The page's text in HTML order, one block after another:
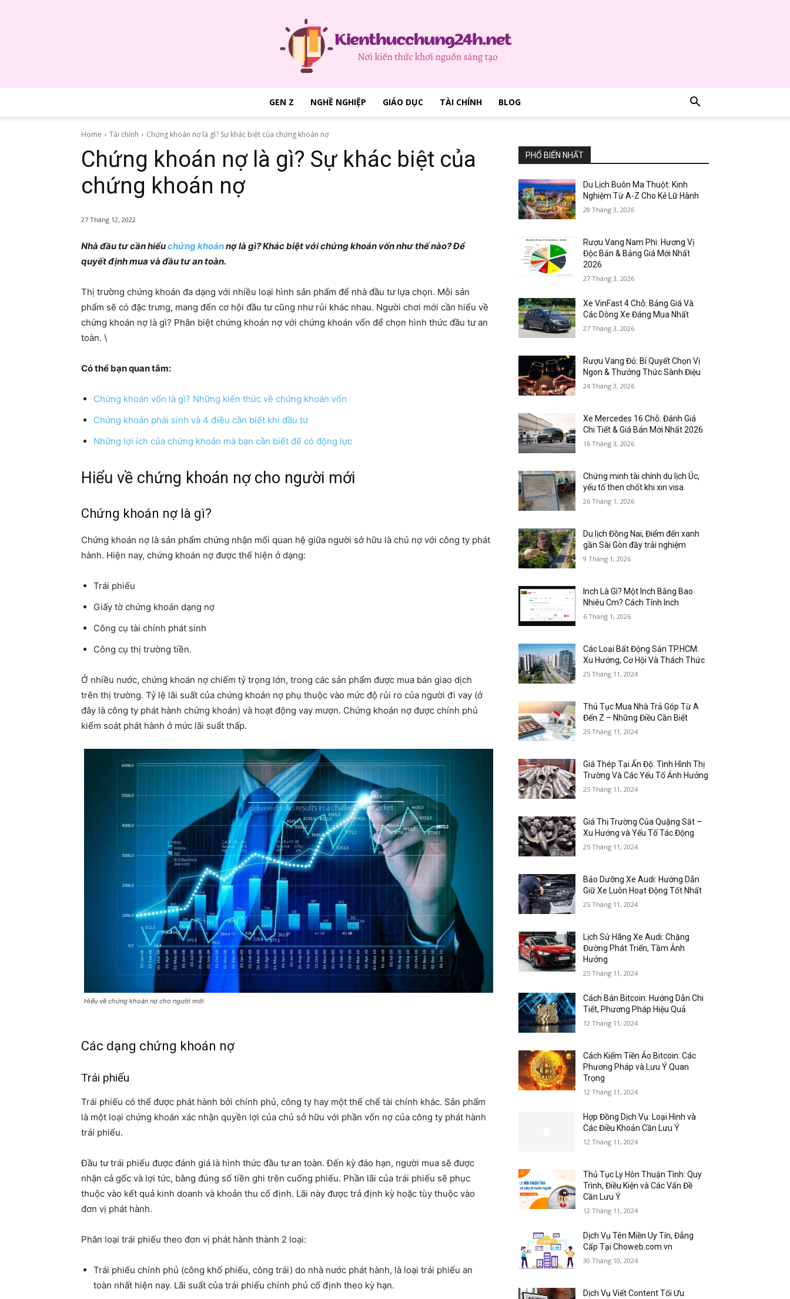
GEN Z NGHỀ NGHIỆP GIÁO DỤC TÀI CHÍNH BLOG
Home Tài chính Chứng khoán nợ là gì? Sự khác biệt của chứng khoán nợ
Chứng khoán nợ là gì? Sự khác biệt của
chứng khoán nợ
27 Tháng 12, 2022
Nhà đầu tư cần hiểuchứng khoánnợ là gì? Khác biệt với chứng khoán vốn như thế nào? Để
quyết định mua và đầu tư an toàn.
Thị trường chứng khoán đa dạng với nhiều loại hình sản phẩm để nhà đầu tư lựa chọn. Mỗi sản
phẩm sẽ có đặc trưng, mang đến cơ hội đầu tư cũng như rủi khác nhau. Người chơi mới cần hiểu về
chứng khoán nợ là gì? Phân biệt chứng khoán nợ với chứng khoán vốn để chọn hình thức đầu tư an
toàn. \
Có thể bạn quan tâm:
Chứng khoán vốn là gì? Những kiến thức về chứng khoán vốn
Chứng khoán phái sinh và 4 điều cần biết khi đầu tư
Những lợi ích của chứng khoán mà bạn cần biết để có động lực
Hiểu về chứng khoán nợ cho người mới
Chứng khoán nợ là gì?
Chứng khoán nợ là sản phẩm chứng nhận mối quan hệ giữa người sở hữu là chủ nợ với công ty phát
hành. Hiện nay, chứng khoán nợ được thể hiện ở dạng:
Trái phiếu
Giấy tờ chứng khoán dạng nợ
Công cụ tài chính phát sinh
Công cụ thị trường tiền.
Ở nhiều nước, chứng khoán nợ chiếm tỷ trọng lớn, trong các sản phẩm được mua bán giao dịch
trên thị trường. Tỷ lệ lãi suất của chứng khoán nợ phụ thuộc vào mức độ rủi ro của người đi vay (ở
đây là công ty phát hành chứng khoán) và hoạt động vay mượn. Chứng khoán nợ được chính phủ
kiểm soát phát hành ở mức lãi suất thấp.
Hiểu về chứng khoán nợ cho người mới
Các dạng chứng khoán nợ
Trái phiếu
Trái phiếu có thể được phát hành bởi chính phủ, công ty hay một thể chế tài chính khác. Sản phẩm
là một loại chứng khoán xác nhận quyền lợi của chủ sở hữu với phần vốn nợ của công ty phát hành
trái phiếu.
Đầu tư trái phiếu được đánh giá là hình thức đầu tư an toàn. Đến kỳ đáo hạn, người mua sẽ được
nhận cả gốc và lợi tức, bằng đúng số tiền ghi trên cuống phiếu. Phần lãi của trái phiếu sẽ phục
thuộc vào kết quả kinh doanh và khoản thu cố định. Lãi này được trả định kỳ hoặc tùy thuộc vào
đơn vị phát hành.
Phân loại trái phiếu theo đơn vị phát hành thành 2 loại:
Trái phiếu chính phủ (công khố phiếu, công trái) do nhà nước phát hành, là loại trái phiếu an
toàn nhất hiện nay. Lãi suất của trái phiếu chính phủ cố định theo kỳ hạn.
PHỔ BIẾN NHẤT
Du Lịch Buôn Ma Thuột: Kinh
Nghiệm Từ A-Z Cho Kẻ Lữ Hành
28 Tháng 3, 2026
Rượu Vang Nam Phi: Hương Vị
Độc Bản & Bảng Giá Mới Nhất
2026
27 Tháng 3, 2026
Xe VinFast 4 Chỗ: Bảng Giá Và
Các Dòng Xe Đáng Mua Nhất
27 Tháng 3, 2026
Rượu Vang Đỏ: Bí Quyết Chọn Vị
Ngon & Thưởng Thức Sành Điệu
24 Tháng 3, 2026
Xe Mercedes 16 Chỗ: Đánh Giá
Chi Tiết & Giá Bán Mới Nhất 2026
16 Tháng 3, 2026
Chứng minh tài chính du lịch Úc,
yếu tố then chốt khi xin visa
26 Tháng 1, 2026
Du lịch Đồng Nai, Điểm đến xanh
gần Sài Gòn đầy trải nghiệm
9 Tháng 1, 2026
Inch Là Gì? Một Inch Bằng Bao
Nhiêu Cm? Cách Tính Inch
6 Tháng 1, 2026
Các Loại Bất Động Sản TP.HCM:
Xu Hướng, Cơ Hội Và Thách Thức
25 Tháng 11, 2024
Thủ Tục Mua Nhà Trả Góp Từ A
Đến Z – Những Điều Cần Biết
25 Tháng 11, 2024
Giá Thép Tại Ấn Độ: Tình Hình Thị
Trường Và Các Yếu Tố Ảnh Hưởng
25 Tháng 11, 2024
Giá Thị Trường Của Quặng Sắt –
Xu Hướng và Yếu Tố Tác Động
25 Tháng 11, 2024
Bảo Dưỡng Xe Audi: Hướng Dẫn
Giữ Xe Luôn Hoạt Động Tốt Nhất
25 Tháng 11, 2024
Lịch Sử Hãng Xe Audi: Chặng
Đường Phát Triển, Tầm Ảnh
Hưởng
25 Tháng 11, 2024
Cách Bán Bitcoin: Hướng Dẫn Chi
Tiết, Phương Pháp Hiệu Quả
12 Tháng 11, 2024
Cách Kiếm Tiền Ảo Bitcoin: Các
Phương Pháp và Lưu Ý Quan
Trọng
12 Tháng 11, 2024
Hợp Đồng Dịch Vụ: Loại Hình và
Các Điều Khoản Cần Lưu Ý
12 Tháng 11, 2024
Thủ Tục Ly Hôn Thuận Tình: Quy
Trình, Điều Kiện và Các Vấn Đề
Cần Lưu Ý
12 Tháng 11, 2024
Dịch Vụ Tên Miền Uy Tín, Đẳng
Cấp Tại Choweb.com.vn
30 Tháng 10, 2024
Dịch Vụ Viết Content Tối Ưu